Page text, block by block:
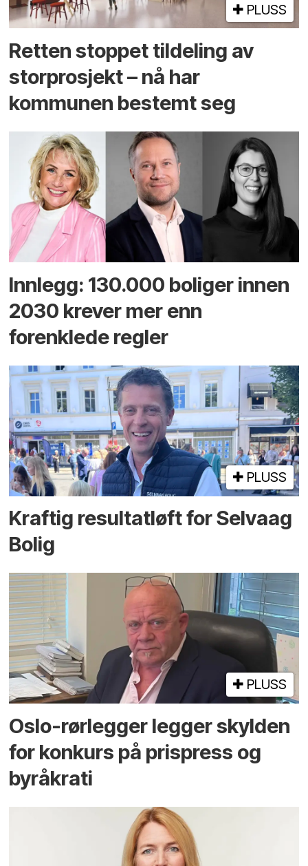
PLUSS
Retten stoppet tildeling av
storprosjekt – nå har
kommunen bestemt seg
Innlegg: 130.000 boliger innen
2030 krever mer enn
forenklede regler
PLUSS
Kraftig resultatløft for Selvaag
Bolig
PLUSS
Oslo-rørlegger legger skylden
for konkurs på prispress og
byråkrati